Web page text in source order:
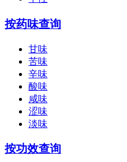
按药味查询
甘味
苦味
辛味
酸味
咸味
涩味
淡味
按功效查询